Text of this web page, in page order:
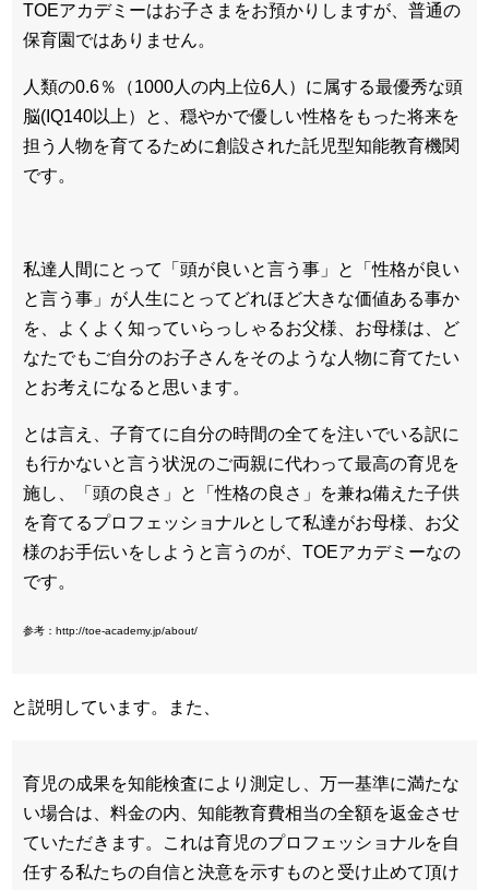
TOEアカデミーはお子さまをお預かりしますが、普通の
保育園ではありません。
人類の0.6％（1000人の内上位6人）に属する最優秀な頭
脳(IQ140以上）と、穏やかで優しい性格をもった将来を
担う人物を育てるために創設された託児型知能教育機関
です。
私達人間にとって「頭が良いと言う事」と「性格が良い
と言う事」が人生にとってどれほど大きな価値ある事か
を、よくよく知っていらっしゃるお父様、お母様は、ど
なたでもご自分のお子さんをそのような人物に育てたい
とお考えになると思います。
とは言え、子育てに自分の時間の全てを注いでいる訳に
も行かないと言う状況のご両親に代わって最高の育児を
施し、「頭の良さ」と「性格の良さ」を兼ね備えた子供
を育てるプロフェッショナルとして私達がお母様、お父
様のお手伝いをしようと言うのが、TOEアカデミーなの
です。
参考：http://toe-academy.jp/about/
と説明しています。また、
育児の成果を知能検査により測定し、万一基準に満たな
い場合は、料金の内、知能教育費相当の全額を返金させ
ていただきます。これは育児のプロフェッショナルを自
任する私たちの自信と決意を示すものと受け止めて頂け